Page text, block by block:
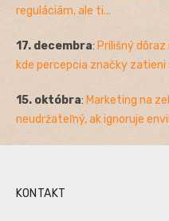
reguláciám, ale ti...
17. decembra: Prílišný
kde percepcia značky
15. októbra: Marketing na
neudržateľný, ak ignoruje
KONTAKT